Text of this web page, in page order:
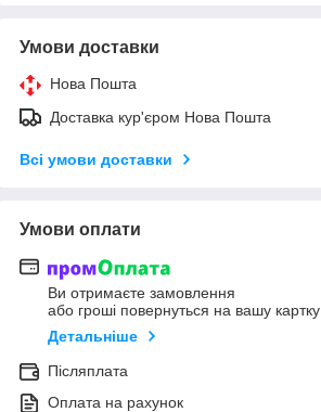
Умови доставки
Нова Пошта
Доставка кур'єром Нова Пошта
Всі умови доставки
Умови оплати
Ви отримаєте замовлення
або гроші повернуться на вашу картку
Детальніше
Післяплата
Оплата на рахунок